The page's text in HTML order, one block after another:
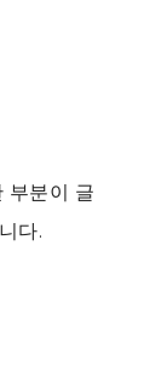
부분이 글
다.